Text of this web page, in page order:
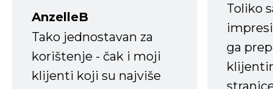
AnzelleB
Tako jednostavan za
korištenje - čak i moji
klijenti koji su najviše
Toliko
ga